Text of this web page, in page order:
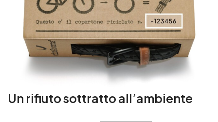
Un rifiuto sottratto all’ambiente